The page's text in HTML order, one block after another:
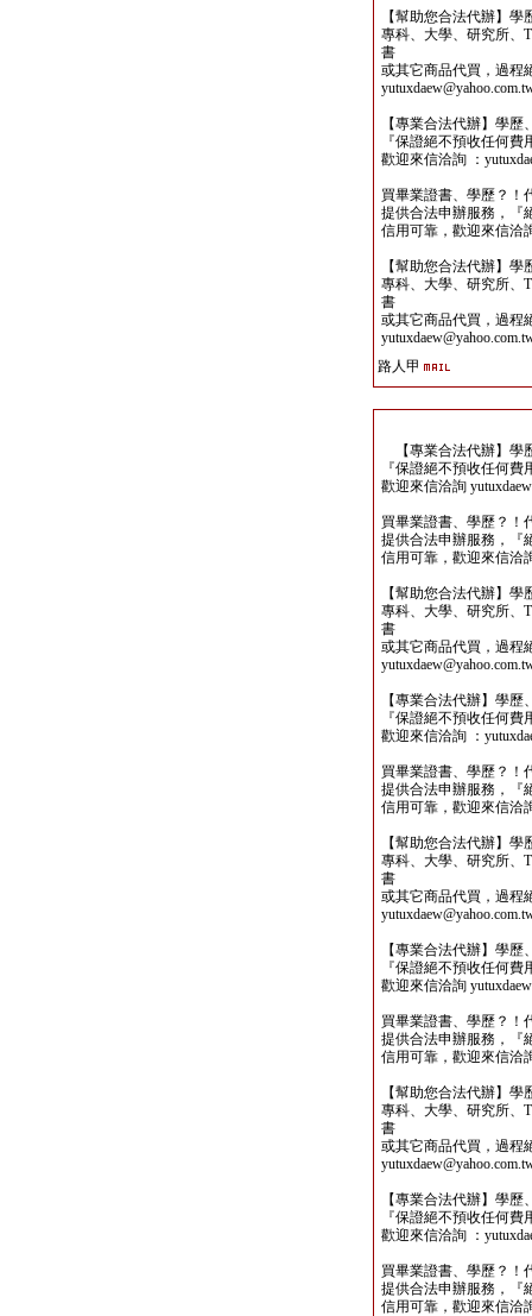
【幫助您合法代辦】
專科、大學、研究所、
書
或其它商品代買，過程
【專業合法代辦】學
『保證絕不預收任何
歡迎來信洽詢 ：
買畢業證書、學歷？！
提供合法申辦服務，『
信用可靠，歡迎來信洽
【幫助您合法代辦】
專科、大學、研究所、
書
或其它商品代買，過程
路人甲
【專業合法代辦】學
『保證絕不預收任何
歡迎來信洽詢
買畢業證書、學歷？！
提供合法申辦服務，『
信用可靠，歡迎來信洽
【幫助您合法代辦】
專科、大學、研究所、
書
或其它商品代買，過程
【專業合法代辦】學
『保證絕不預收任何
歡迎來信洽詢 ：
買畢業證書、學歷？！
提供合法申辦服務，『
信用可靠，歡迎來信洽
【幫助您合法代辦】
專科、大學、研究所、
書
或其它商品代買，過程
【專業合法代辦】學
『保證絕不預收任何
歡迎來信洽詢
買畢業證書、學歷？！
提供合法申辦服務，『
信用可靠，歡迎來信洽
【幫助您合法代辦】
專科、大學、研究所、
書
或其它商品代買，過程
【專業合法代辦】學
『保證絕不預收任何
歡迎來信洽詢 ：
買畢業證書、學歷？！
提供合法申辦服務，『
信用可靠，歡迎來信洽